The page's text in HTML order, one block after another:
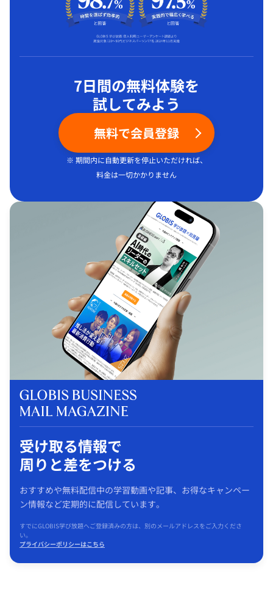
7日間の無料体験を
試してみよう
無料で会員登録
※ 期間内に自動更新を停止いただければ、
料金は一切かかりません
受け取る情報で
周りと差をつける
おすすめや無料配信中の学習動画や記事、お得なキャンペー
ン情報など定期的に配信しています。
すでにGLOBIS学び放題へご登録済みの方は、別のメールアドレスをご入力くださ
い。
プライバシーポリシーはこちら